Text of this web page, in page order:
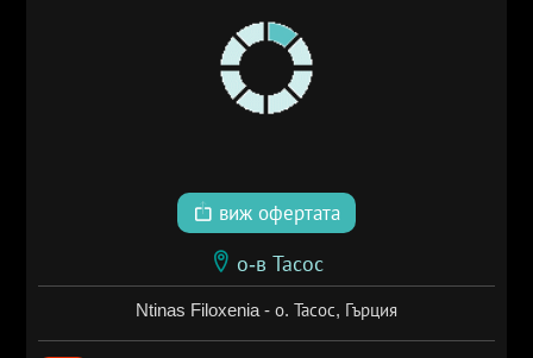
виж офертата
о-в Тасос
Ntinas Filoxenia - о. Тасос, Гърция